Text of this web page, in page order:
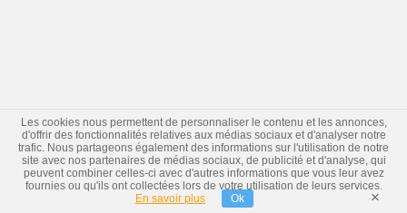
Les cookies nous permettent de personnaliser le contenu et les annonces,
d'offrir des fonctionnalités relatives aux médias sociaux et d'analyser notre
trafic. Nous partageons également des informations sur l'utilisation de notre
site avec nos partenaires de médias sociaux, de publicité et d'analyse, qui
peuvent combiner celles-ci avec d'autres informations que vous leur avez
fournies ou qu'ils ont collectées lors de votre utilisation de leurs services.
En savoir plus
Ok ×